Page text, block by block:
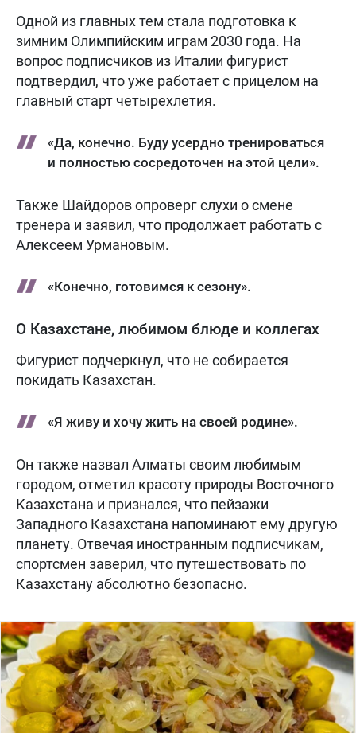
Одной из главных тем стала подготовка к
зимним Олимпийским играм 2030 года. На
вопрос подписчиков из Италии фигурист
подтвердил, что уже работает с прицелом на
главный старт четырехлетия.
«Да, конечно. Буду усердно тренироваться
и полностью сосредоточен на этой цели».
Также Шайдоров опроверг слухи о смене
тренера и заявил, что продолжает работать с
Алексеем Урмановым.
«Конечно, готовимся к сезону».
О Казахстане, любимом блюде и коллегах
Фигурист подчеркнул, что не собирается
покидать Казахстан.
«Я живу и хочу жить на своей родине».
Он также назвал Алматы своим любимым
городом, отметил красоту природы Восточного
Казахстана и признался, что пейзажи
Западного Казахстана напоминают ему другую
планету. Отвечая иностранным подписчикам,
спортсмен заверил, что путешествовать по
Казахстану абсолютно безопасно.